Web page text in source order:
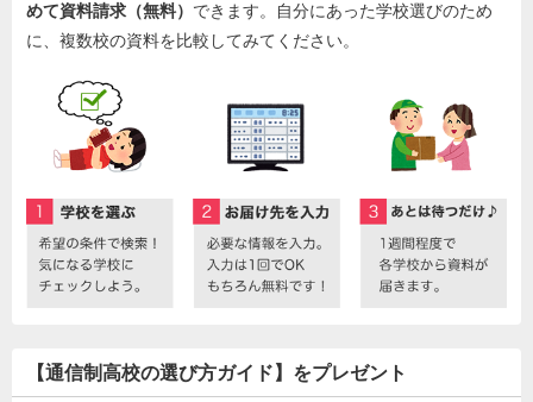
めて資料請求（無料） できます。自分にあった学校選びのため
に、複数校の資料を比較してみてください。
【通信制高校の選び方ガイド】をプレゼント